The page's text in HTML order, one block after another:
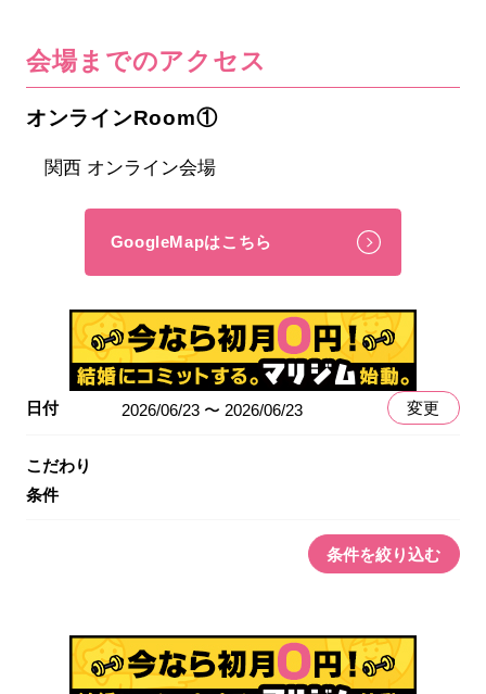
会場までのアクセス
オンラインRoom①
関西 オンライン会場
GoogleMapはこちら
日付 2026/06/23 〜 2026/06/23 変更
こだわり
条件
条件を絞り込む